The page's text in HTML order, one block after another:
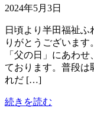
2024年5月3日
日頃より半田福祉
りがとうございます
「父の日」にあわ
ております。普段は
れだ […]
続きを読む